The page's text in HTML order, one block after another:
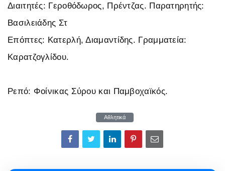
Διαιτητές: Γεροθόδωρος, Πρέντζας. Παρατηρητής:
Βασιλειάδης Στ
Επόπτες: Κατερλή, Διαμαντίδης. Γραμματεία:
Καρατζογλίδου.
Ρεπό: Φοίνικας Σύρου και Παμβοχαϊκός.
Αθλητικά